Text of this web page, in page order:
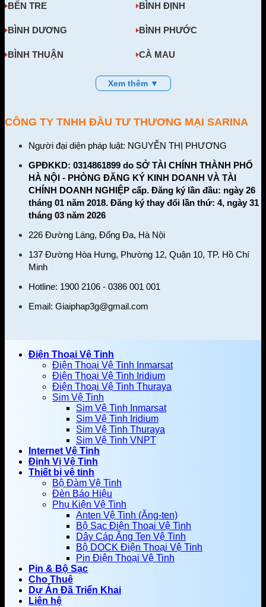
BẾN TRE BÌNH ĐỊNH
BÌNH DƯƠNG BÌNH PHƯỚC
BÌNH THUẬN CÀ MAU
Xem thêm ▼
CÔNG TY TNHH ĐẦU TƯ THƯƠNG MẠI SARINA
Người đại diện pháp luật: NGUYỄN THỊ PHƯƠNG
GPĐKKD: 0314861899 do SỞ TÀI CHÍNH THÀNH PHỐ
HÀ NỘI - PHÒNG ĐĂNG KÝ KINH DOANH VÀ TÀI
CHÍNH DOANH NGHIỆP cấp. Đăng ký lần đầu: ngày 26
tháng 01 năm 2018. Đăng ký thay đổi lần thứ: 4, ngày 31
tháng 03 năm 2026
226 Đường Láng, Đống Đa, Hà Nội
137 Đường Hòa Hưng, Phường 12, Quận 10, TP. Hồ Chí
Minh
Hotline: 1900 2106 - 0386 001 001
Email: Giaiphap3g@gmail.com
Điện Thoại Vệ Tinh
Điện Thoại Vệ Tinh Inmarsat
Điện Thoại Vệ Tinh Iridium
Điện Thoại Vệ Tinh Thuraya
Sim Vệ Tinh
Sim Vệ Tinh Inmarsat
Sim Vệ Tinh Iridium
Sim Vệ Tinh Thuraya
Sim Vệ Tinh VNPT
Internet Vệ Tinh
Định Vị Vệ Tinh
Thiết bị vệ tinh
Bộ Đàm Vệ Tinh
Đèn Báo Hiệu
Phụ Kiện Vệ Tinh
Anten Vệ Tinh (Ăng-ten)
Bộ Sạc Điện Thoại Vệ Tinh
Dây Cáp Ăng Ten Vệ Tinh
Bộ DOCK Điện Thoại Vệ Tinh
Pin Điện Thoại Vệ Tinh
Pin & Bộ Sạc
Cho Thuê
Dự Án Đã Triển Khai
Liên hệ